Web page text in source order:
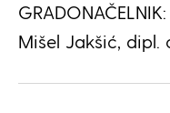
GRADONAČELNIK:
Mišel Jakšić, dipl.